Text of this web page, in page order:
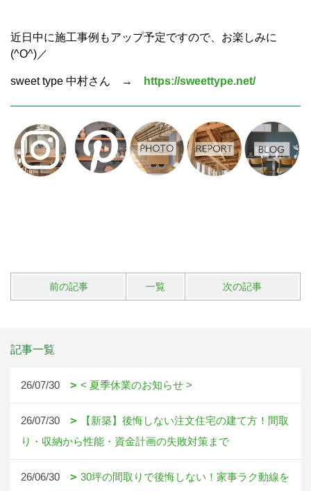
近日中に施工事例もアップ予定ですので、お楽しみに
(^O^)／
sweet type 中村さん → https://sweettype.net/
前の記事 一覧 次の記事
記事一覧
26/07/30 < 夏季休業のお知らせ >
26/07/30
【新築】後悔しない注文住宅の建て方！間取
り・収納から性能・資金計画の失敗対策まで
26/06/30
30坪の間取りで後悔しない！家事ラク動線を